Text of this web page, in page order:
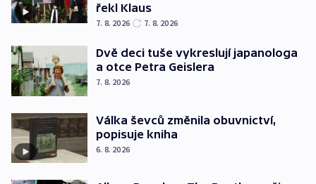
řekl Klaus
7. 8. 2026 7. 8. 2026
Dvě deci tuše vykreslují japanologa
a otce Petra Geislera
7. 8. 2026
Válka ševců změnila obuvnictví,
popisuje kniha
6. 8. 2026